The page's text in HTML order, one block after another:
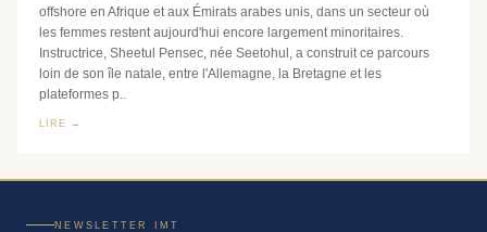
offshore en Afrique et aux Émirats arabes unis, dans un secteur où
les femmes restent aujourd'hui encore largement minoritaires.
Instructrice, Sheetul Pensec, née Seetohul, a construit ce parcours
loin de son île natale, entre l'Allemagne, la Bretagne et les
plateformes p..
LIRE →
NEWSLETTER IMT